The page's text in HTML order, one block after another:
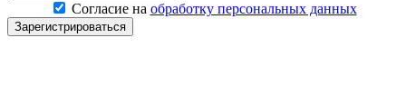
Согласие на обработку персональных данных
Зарегистрироваться